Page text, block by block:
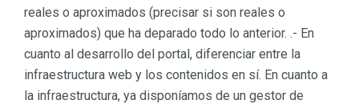
reales o aproximados (precisar si son reales o
aproximados) que ha deparado todo lo anterior. .- En
cuanto al desarrollo del portal, diferenciar entre la
infraestructura web y los contenidos en sí. En cuanto a
la infraestructura, ya disponíamos de un gestor de